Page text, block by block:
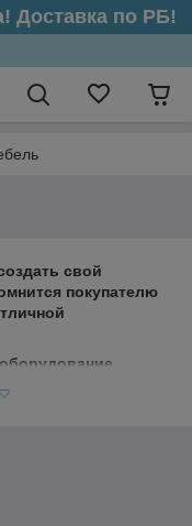
Доставка по РБ!
свой
покупателю
и позволит
на высоком